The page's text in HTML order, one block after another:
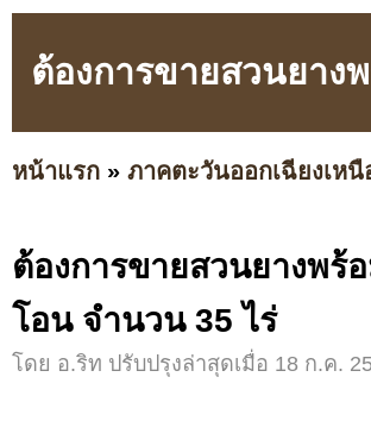
ต้องการขายสวนยาง
หน้าแรก » ภาคตะวันออกเฉียงเหนื
ต้องการขายสวนยางพร้
โอน จำนวน 35 ไร่
โดย อ.ริท ปรับปรุงล่าสุดเมื่อ 18 ก.ค.